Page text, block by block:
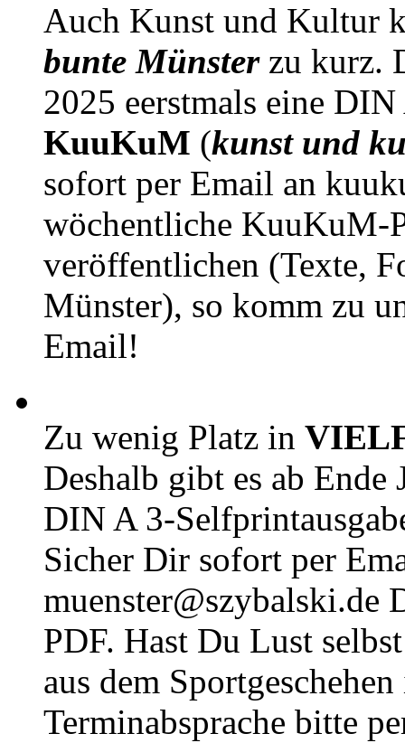
Auch Kunst und Kultur
bunte Münsterzu kurz.
2025 eerstmals eine
KuuKuM (kunst und
sofort per Email an
wöchentliche KuuKuM-
veröffentlichen (Texte,
Münster), so komm zu
Email!
Zu wenig Platz in
Deshalb gibt es ab Ende
DIN A 3-
Sicher Dir sofort per
muenster@szybalski.de
PDF. Hast Du Lust
aus dem
Terminabsprache bitte